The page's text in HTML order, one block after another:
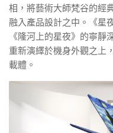
相，將藝術大師梵谷的經
融入產品設計之中。《星
《隆河上的星夜》的寧
重新演繹於機身外觀之上
載體。